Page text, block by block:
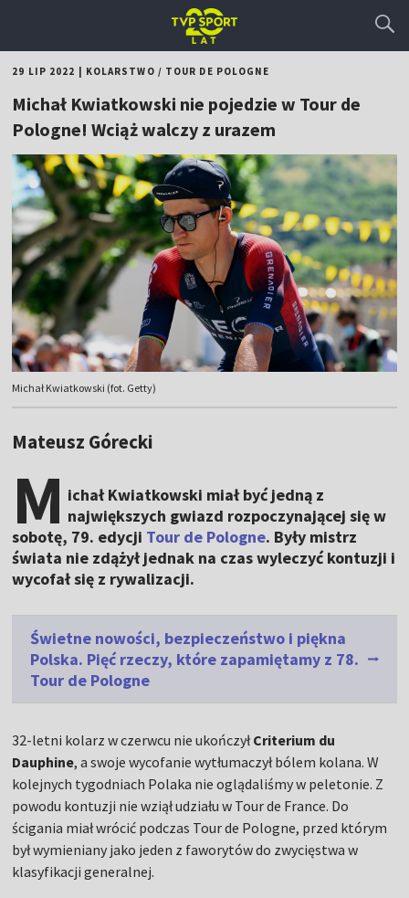
29 LIP 2022 KOLARSTWO / TOUR DE POLOGNE
Michał Kwiatkowski nie pojedzie w Tour de
Pologne! Wciąż walczy z urazem
Michał Kwiatkowski (fot. Getty)
Mateusz Górecki
M ichał Kwiatkowski miał być jedną z
największych gwiazd rozpoczynającej się w
sobotę, 79. edycji Tour de Pologne. Były mistrz
świata nie zdążył jednak na czas wyleczyć kontuzji i
wycofał się z rywalizacji.
Świetne nowości, bezpieczeństwo i piękna
Polska. Pięć rzeczy, które zapamiętamy z 78.
Tour de Pologne
32-letni kolarz w czerwcu nie ukończyłCriterium du
Dauphine, a swoje wycofanie wytłumaczył bólem kolana. W
kolejnych tygodniach Polaka nie oglądaliśmy w peletonie. Z
powodu kontuzji nie wziął udziału w Tour de France. Do
ścigania miał wrócić podczas Tour de Pologne, przed którym
był wymieniany jako jeden z faworytów do zwycięstwa w
klasyfikacji generalnej.